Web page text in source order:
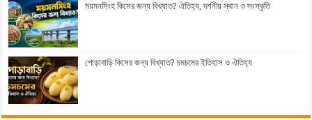
ময়মনসিংহ কিসের জন্য বিখ্যাত? ঐতিহ্য, দর্শনীয় স্থান ও সংস্কৃতি
পোড়াবাড়ি কিসের জন্য বিখ্যাত? চমচমের ইতিহাস ও ঐতিহ্য